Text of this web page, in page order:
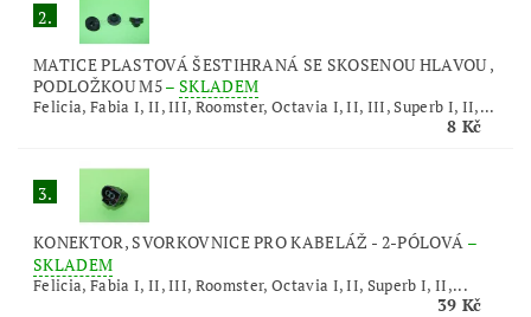
2.
MATICE PLASTOVÁ ŠESTIHRANÁ SE SKOSENOU HLAVOU ,
PODLOŽKOU M5– SKLADEM
Felicia, Fabia I, II, III, Roomster, Octavia I, II, III, Superb I, II,...
8 Kč
3.
KONEKTOR, SVORKOVNICE PRO KABELÁŽ - 2-PÓLOVÁ –
SKLADEM
Felicia, Fabia I, II, III, Roomster, Octavia I, II, Superb I, II,...
39 Kč